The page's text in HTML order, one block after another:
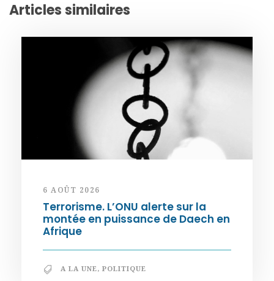
Articles similaires
6 AOÛT 2026
Terrorisme. L’ONU alerte sur la
montée en puissance de Daech en
Afrique
A LA UNE, POLITIQUE